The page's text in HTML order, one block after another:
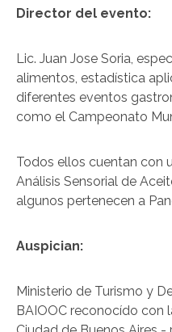
Director del evento:
Lic. Juan Jose Soria,
alimentos, estadística
diferentes eventos
como el Campeonato
Todos ellos cuentan con
Análisis Sensorial de
algunos pertenecen a
Auspician:
Ministerio de Turismo y
BAIOOC reconocído con